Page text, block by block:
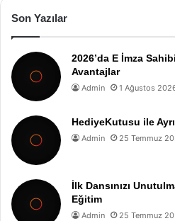
Son Yazılar
2026’da E İmza
Avantajlar
Admin 1 Ağustos
HediyeKutusu ile
Admin 25 Temmuz
İlk Dansınızı
Eğitim
Admin 25 Temmuz